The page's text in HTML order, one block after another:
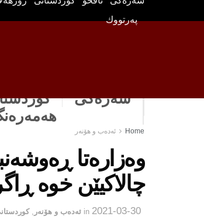
په‌رتووك
سەرەکی
Home ئه‌ده‌ب و هۆنه‌ر
وەزارەتا
چالاكیێن خوه‌
2021-03-30
in ئه‌ده‌ب و هۆنه‌ر ,